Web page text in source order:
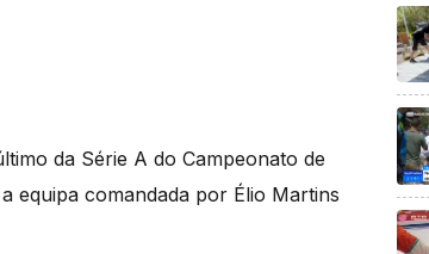
da Série A do Campeonato de
equipa comandada por Élio Martins